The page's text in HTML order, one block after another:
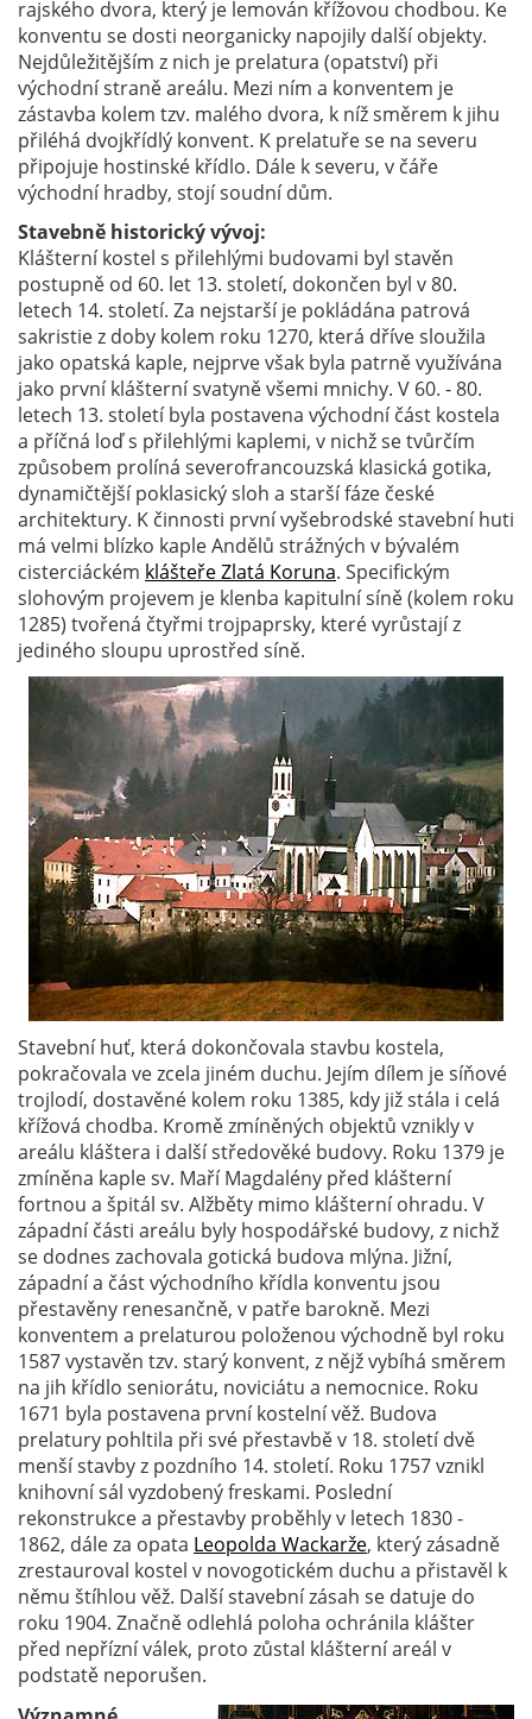
rajského dvora, který je lemován křížovou chodbou. Ke
konventu se dosti neorganicky napojily další objekty.
Nejdůležitějším z nich je prelatura (opatství) při
východní straně areálu. Mezi ním a konventem je
zástavba kolem tzv. malého dvora, k níž směrem k jihu
přiléhá dvojkřídlý konvent. K prelatuře se na severu
připojuje hostinské křídlo. Dále k severu, v čáře
východní hradby, stojí soudní dům.
Stavebně historický vývoj:
Klášterní kostel s přilehlými budovami byl stavěn
postupně od 60. let 13. století, dokončen byl v 80.
letech 14. století. Za nejstarší je pokládána patrová
sakristie z doby kolem roku 1270, která dříve sloužila
jako opatská kaple, nejprve však byla patrně využívána
jako první klášterní svatyně všemi mnichy. V 60. - 80.
letech 13. století byla postavena východní část kostela
a příčná loď s přilehlými kaplemi, v nichž se tvůrčím
způsobem prolíná severofrancouzská klasická gotika,
dynamičtější poklasický sloh a starší fáze české
architektury. K činnosti první vyšebrodské stavební huti
má velmi blízko kaple Andělů strážných v bývalém
cisterciáckém klášteře Zlatá Koruna. Specifickým
slohovým projevem je klenba kapitulní síně (kolem roku
1285) tvořená čtyřmi trojpaprsky, které vyrůstají z
jediného sloupu uprostřed síně.
Stavební huť, která dokončovala stavbu kostela,
pokračovala ve zcela jiném duchu. Jejím dílem je síňové
trojlodí, dostavěné kolem roku 1385, kdy již stála i celá
křížová chodba. Kromě zmíněných objektů vznikly v
areálu kláštera i další středověké budovy. Roku 1379 je
zmíněna kaple sv. Maří Magdalény před klášterní
fortnou a špitál sv. Alžběty mimo klášterní ohradu. V
západní části areálu byly hospodářské budovy, z nichž
se dodnes zachovala gotická budova mlýna. Jižní,
západní a část východního křídla konventu jsou
přestavěny renesančně, v patře barokně. Mezi
konventem a prelaturou položenou východně byl roku
1587 vystavěn tzv. starý konvent, z nějž vybíhá směrem
na jih křídlo seniorátu, noviciátu a nemocnice. Roku
1671 byla postavena první kostelní věž. Budova
prelatury pohltila při své přestavbě v 18. století dvě
menší stavby z pozdního 14. století. Roku 1757 vznikl
knihovní sál vyzdobený freskami. Poslední
rekonstrukce a přestavby proběhly v letech 1830 -
1862, dále za opata Leopolda Wackarže, který zásadně
zrestauroval kostel v novogotickém duchu a přistavěl k
němu štíhlou věž. Další stavební zásah se datuje do
roku 1904. Značně odlehlá poloha ochránila klášter
před nepřízní válek, proto zůstal klášterní areál v
podstatě neporušen.